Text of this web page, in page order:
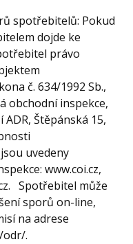
spotřebitelů: Pokud
dojde ke
právo
č. 634/1992 Sb.,
obchodní inspekce,
Štěpánská 15,
uvedeny
www.coi.cz,
Spotřebitel může
sporů on-line,
na adrese
odr/.